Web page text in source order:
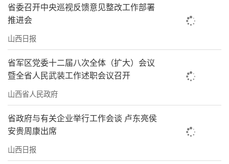
省委召开中央巡视反馈意见整改工作部署
推进会
山西日报
省军区党委十二届八次全体（扩大）会议
暨全省人民武装工作述职会议召开
山西省人民政府
省政府与有关企业举行工作会谈 卢东亮侯
安贵周康出席
山西日报